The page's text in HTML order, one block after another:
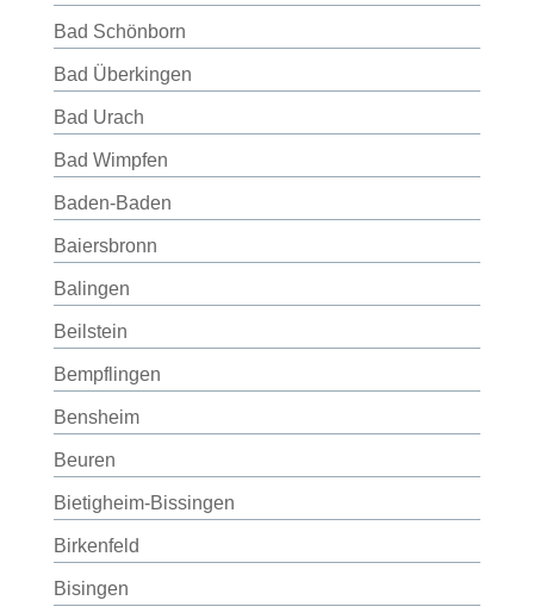
Bad Schönborn
Bad Überkingen
Bad Urach
Bad Wimpfen
Baden-Baden
Baiersbronn
Balingen
Beilstein
Bempflingen
Bensheim
Beuren
Bietigheim-Bissingen
Birkenfeld
Bisingen